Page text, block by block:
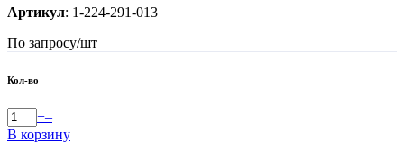
Артикул: 1-224-291-013
По запросу/шт
Кол-во
+–
В корзину